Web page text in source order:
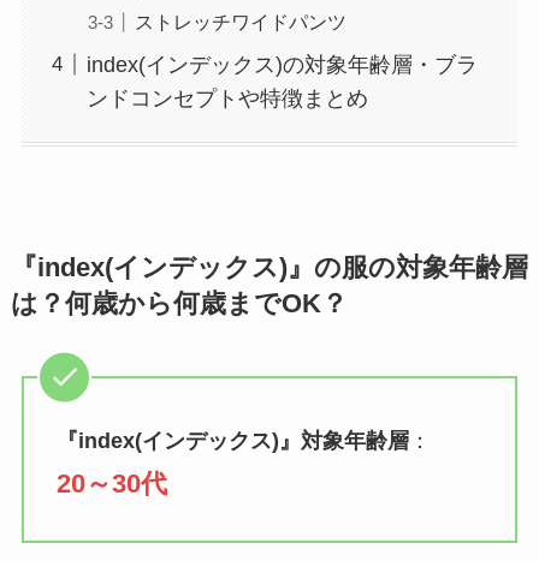
ストレッチワイドパンツ
index(インデックス)の対象年齢層・ブラ
ンドコンセプトや特徴まとめ
『index(インデックス)』の服の対象年齢層
は？何歳から何歳までOK？
『index(インデックス) 』対象年齢層：
20～30代